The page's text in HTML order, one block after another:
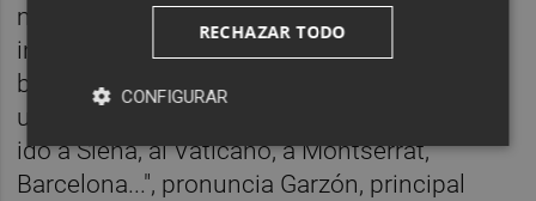
migas en el camino, una serie de espías
indómitos de su memoria deciden ir a la
búsqueda del libro perdido en mitad del
universo. "He invertido mucho tiempo. He
ido a Siena, al Vaticano, a Montserrat,
Barcelona...", pronuncia Garzón, principal
RECHAZAR TODO
CONFIGURAR